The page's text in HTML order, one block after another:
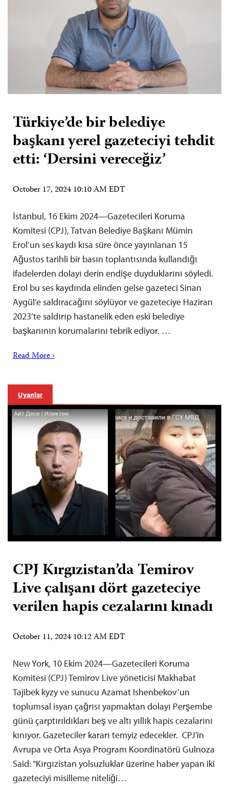
Türkiye’de bir belediye
başkanı yerel gazeteciyi tehdit
etti: ‘Dersini vereceğiz’
October 17, 2024 10:10 AM EDT
İstanbul, 16 Ekim 2024—Gazetecileri Koruma
Komitesi (CPJ), Tatvan Belediye Başkanı Mümin
Erol’un ses kaydı kısa süre önce yayınlanan 15
Ağustos tarihli bir basın toplantısında kullandığı
ifadelerden dolayı derin endişe duyduklarını söyledi.
Erol bu ses kaydında elinden gelse gazeteci Sinan
Aygül’e saldıracağını söylüyor ve gazeteciye Haziran
2023’te saldırıp hastanelik eden eski belediye
başkanının korumalarını tebrik ediyor. …
Read More ›
Uyarılar
CPJ Kırgızistan’da Temirov
Live çalışanı dört gazeteciye
verilen hapis cezalarını kınadı
October 11, 2024 10:12 AM EDT
New York, 10 Ekim 2024—Gazetecileri Koruma
Komitesi (CPJ) Temirov Live yöneticisi Makhabat
Tajibek kyzy ve sunucu Azamat Ishenbekov’un
toplumsal isyan çağrısı yapmaktan dolayı Perşembe
günü çarptırıldıkları beş ve altı yıllık hapis cezalarını
kınıyor. Gazeteciler kararı temyiz edecekler. CPJ’in
Avrupa ve Orta Asya Program Koordinatörü Gulnoza
Said: “Kırgızistan yolsuzluklar üzerine haber yapan iki
gazeteciyi misilleme niteliği…